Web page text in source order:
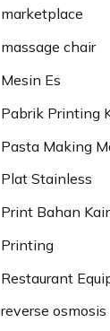
marketplace
massage chair
Mesin Es
Pabrik Printing
Pasta Making
Plat Stainless
Print Bahan
Printing
Restaurant
reverse osmosis